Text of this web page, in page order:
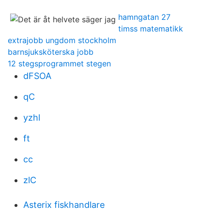
hamngatan 27
timss matematikk
extrajobb ungdom stockholm
barnsjuksköterska jobb
12 stegsprogrammet stegen
dFSOA
qC
yzhl
ft
cc
zlC
Asterix fiskhandlare